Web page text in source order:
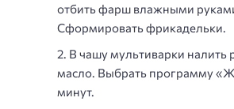
отбить фарш влажными
Сформировать фрикадельки.
В чашу мультиварки налить
масло. Выбрать программу
минут.